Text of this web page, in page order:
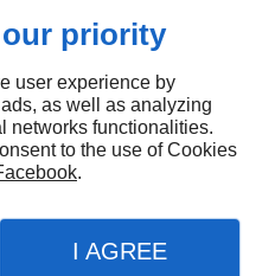
priority
user experience by
as well as analyzing
networks functionalities.
to the use of Cookies
.
I AGREE